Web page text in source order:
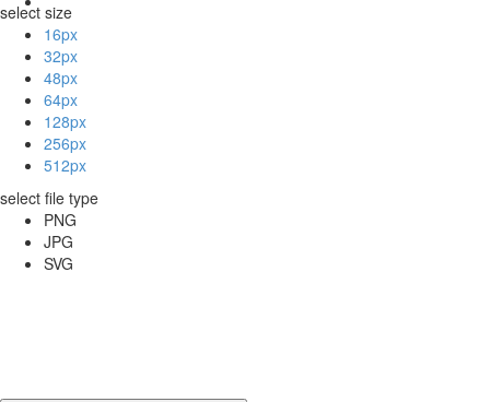
select size
16px
32px
48px
64px
128px
256px
512px
select file type
PNG
JPG
SVG